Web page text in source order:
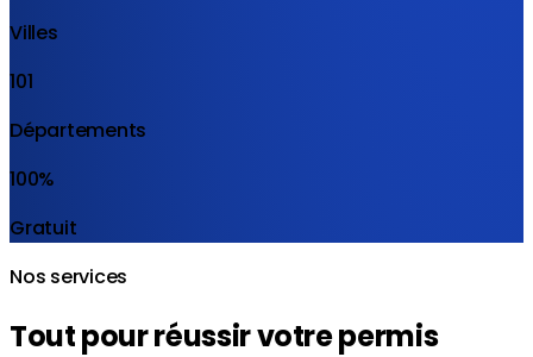
Villes
101
Départements
100%
Gratuit
Nos services
Tout pour réussir votre permis